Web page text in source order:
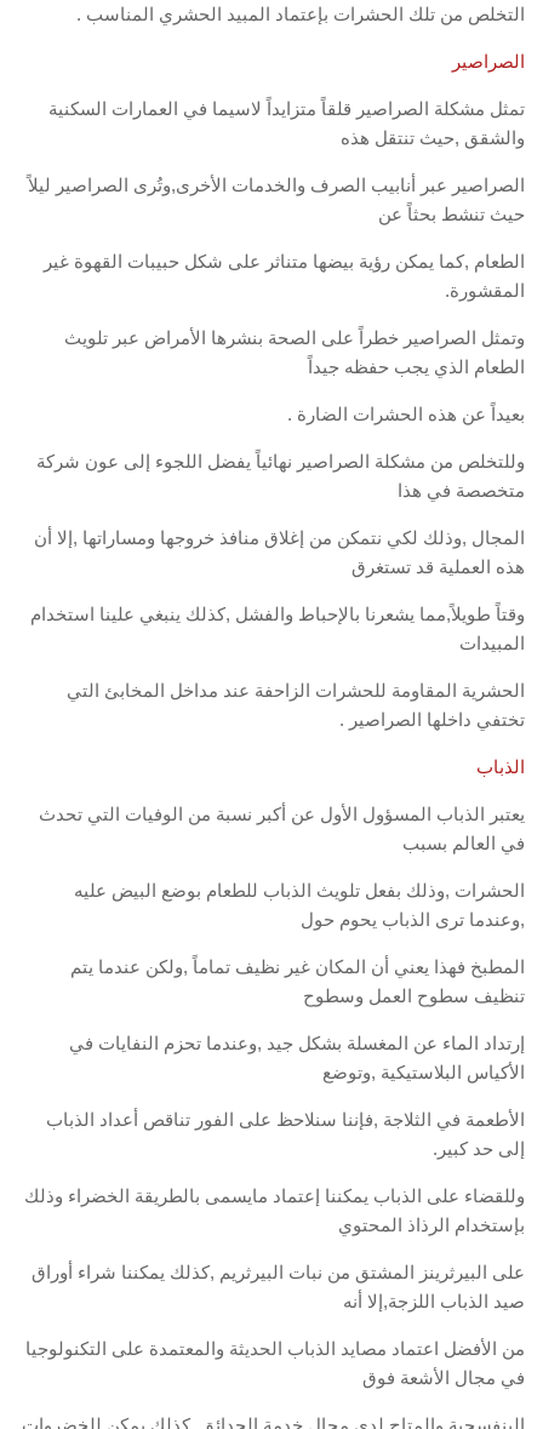
التخلص من تلك الحشرات بإعتماد المبيد الحشري المناسب .
الصراصير
تمثل مشكلة الصراصير قلقاً متزايداً لاسيما في العمارات السكنية
والشقق ,حيث تنتقل هذه
الصراصير عبر أنابيب الصرف والخدمات الأخرى,وتُرى الصراصير ليلاً
حيث تنشط بحثاً عن
الطعام ,كما يمكن رؤية بيضها متناثر على شكل حبيبات القهوة غير
المقشورة.
وتمثل الصراصير خطراً على الصحة بنشرها الأمراض عبر تلويث
الطعام الذي يجب حفظه جيداً
بعيداً عن هذه الحشرات الضارة .
وللتخلص من مشكلة الصراصير نهائياً يفضل اللجوء إلى عون شركة
متخصصة في هذا
المجال ,وذلك لكي نتمكن من إغلاق منافذ خروجها ومساراتها ,إلا أن
هذه العملية قد تستغرق
وقتاً طويلاً,مما يشعرنا بالإحباط والفشل ,كذلك ينبغي علينا استخدام
المبيدات
الحشرية المقاومة للحشرات الزاحفة عند مداخل المخابئ التي
تختفي داخلها الصراصير .
الذباب
يعتبر الذباب المسؤول الأول عن أكبر نسبة من الوفيات التي تحدث
في العالم بسبب
الحشرات ,وذلك بفعل تلويث الذباب للطعام بوضع البيض عليه
,وعندما ترى الذباب يحوم حول
المطبخ فهذا يعني أن المكان غير نظيف تماماً ,ولكن عندما يتم
تنظيف سطوح العمل وسطوح
إرتداد الماء عن المغسلة بشكل جيد ,وعندما تحزم النفايات في
الأكياس البلاستيكية ,وتوضع
الأطعمة في الثلاجة ,فإننا سنلاحظ على الفور تناقص أعداد الذباب
إلى حد كبير.
وللقضاء على الذباب يمكننا إعتماد مايسمى بالطريقة الخضراء وذلك
بإستخدام الرذاذ المحتوي
على البيرثرينز المشتق من نبات البيرثريم ,كذلك يمكننا شراء أوراق
صيد الذباب اللزجة,إلا أنه
من الأفضل اعتماد مصايد الذباب الحديثة والمعتمدة على التكنولوجيا
في مجال الأشعة فوق
البنفسجية والمتاح لدى مجال خدمة الحدائق ,كذلك يمكن للخضروات